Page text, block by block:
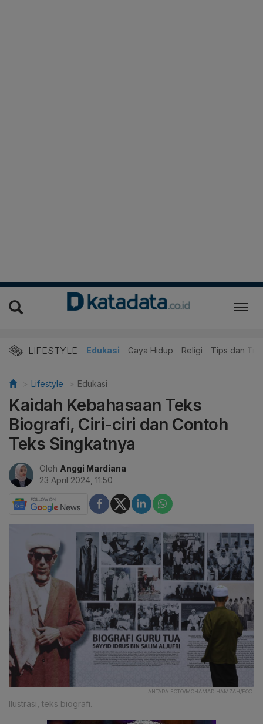
LIFESTYLE
Wisata dan Kuliner Edukasi Gaya Hidup Religi Tips dan Trik
Lifestyle Edukasi
Kaidah Kebahasaan Teks
Biografi, Ciri-ciri dan Contoh
Teks Singkatnya
Oleh Anggi Mardiana
23 April 2024, 11:50
ANTARA FOTO/MOHAMAD HAMZAH/FOC.
Ilustrasi, teks biografi.